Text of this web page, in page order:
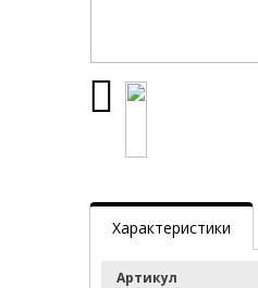
Характеристики
Артикул